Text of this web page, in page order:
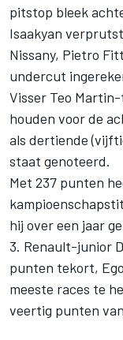
pitstop bleek
Isaakyan
Nissany, Pietro
undercut
Visser Teo
houden voor de
als dertiende
staat genoteerd.
Met 237 punten
hij over een jaar
3. Renault-junior
punten tekort,
meeste races te
veertig punten